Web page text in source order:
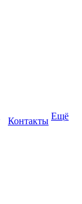
Контакты Ещё